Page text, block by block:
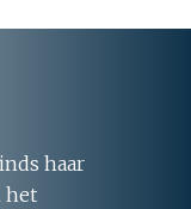
haar
het